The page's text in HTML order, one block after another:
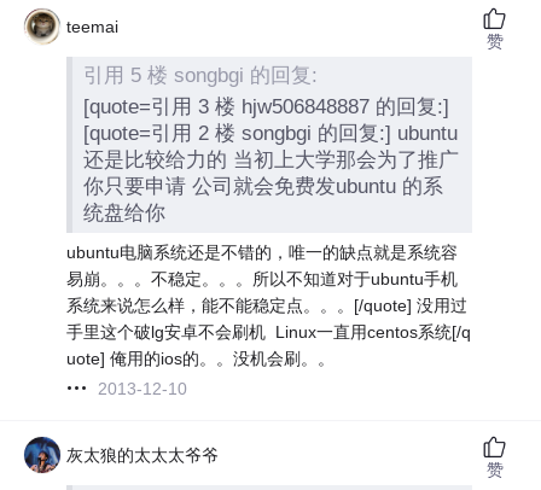
teemai
引用 5 楼 songbgi 的回复:
[quote=引用 3 楼 hjw506848887 的回复:]
[quote=引用 2 楼 songbgi 的回复:] ubuntu
还是比较给力的 当初上大学那会为了推广
你只要申请 公司就会免费发ubuntu 的系
统盘给你
ubuntu电脑系统还是不错的，唯一的缺点就是系统容
易崩。。。不稳定。。。所以不知道对于ubuntu手机
系统来说怎么样，能不能稳定点。。。[/quote] 没用过
手里这个破lg安卓不会刷机 Linux一直用centos系统[/q
uote] 俺用的ios的。。没机会刷。。
2013-12-10
赞
灰太狼的太太太爷爷
赞